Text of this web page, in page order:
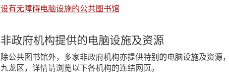
设有无障碍电脑设施的公共图书馆
非政府机构提供的电脑设施及资源
除公共图书馆外，多家非政府机构亦提供特别的电脑设施及资源
九龙区，详情请浏览以下各机构的连结网页。